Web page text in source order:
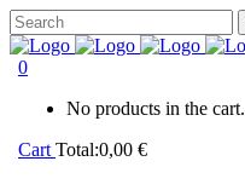
0
No products in the cart.
Cart Total:0,00 €